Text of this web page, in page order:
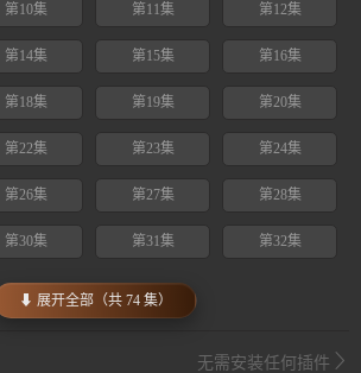
第10集 第11集 第12集
第14集 第15集 第16集
第18集 第19集 第20集
第22集 第23集 第24集
第26集 第27集 第28集
第30集 第31集 第32集
⬇ 展开全部（共 74 集）
无需安装任何插件